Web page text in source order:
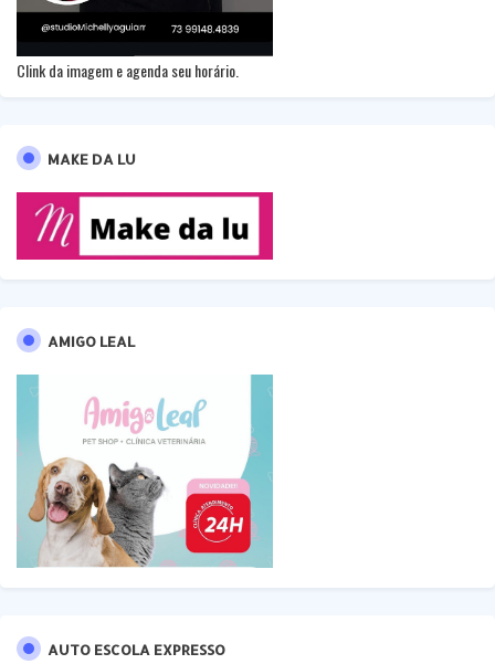
Clink da imagem e agenda seu horário.
MAKE DA LU
AMIGO LEAL
AUTO ESCOLA EXPRESSO